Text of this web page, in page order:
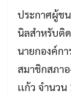
ประกาศผู้ชน
นิลสำหรับติ
นายกองค์กา
สมาชิกสภา
เเก้ว จำนว